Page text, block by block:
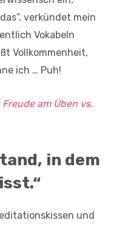
verkündet mein
Vokabeln
Vollkommenheit,
ich … Puh!
am Üben vs.
in dem
und